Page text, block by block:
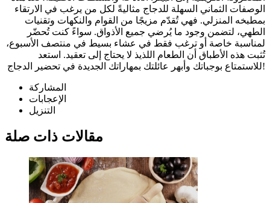
الوصفات الثماني السهلة للدجاج مثاليةً لكل من يرغب في الارتقاء
بمطبخه المنزلي. فهي تُقدّم مزيجًا من القوام والنكهات وتقنيات
الطهي، لتضمن وجود ما يُرضي جميع الأذواق. سواءً كنت تُحضّر
لمناسبة خاصة أو ترغب فقط في عشاء بسيط في منتصف الأسبوع،
تُثبت هذه الأطباق أن الطعام اللذيذ لا يحتاج إلى تعقيد. استعد
للاستمتاع بوجباتك وأبهر عائلتك بمهاراتك الجديدة في تحضير الدجاج!
المشاركة
الإعجابات
التنزيل
مقالات ذات صلة